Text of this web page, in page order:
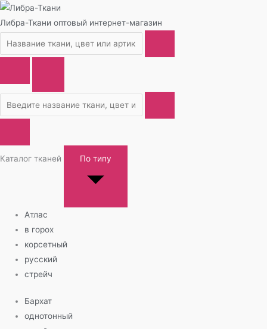
Либра-Ткани оптовый интернет-магазин
Каталог тканей По типу
Атлас
в горох
корсетный
русский
стрейч
Бархат
однотонный